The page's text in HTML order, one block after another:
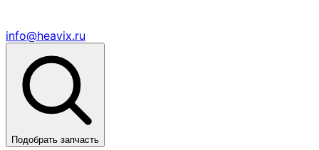
info@heavix.ru
Подобрать запчасть